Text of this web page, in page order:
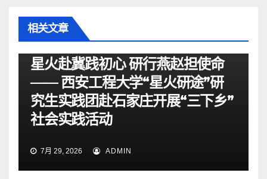
相关文章
星火赴冀践初心 研行燕赵担使命
—— 西安工程大学“星火研途”研
究生实践团赴石家庄开展“三下乡”
社会实践活动
7月 29, 2026 ADMIN